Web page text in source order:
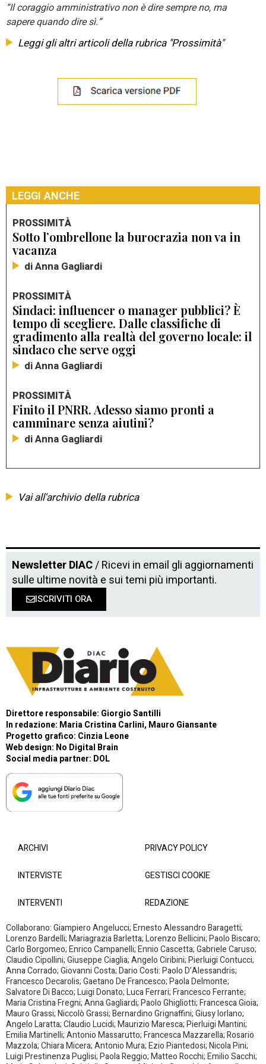
“Il coraggio amministrativo non è dire sempre no, ma
sapere quando dire sì.”
Leggi gli altri articoli della rubrica "Prossimità"
LEGGI ANCHE
PROSSIMITÀ
Sotto l’ombrellone la burocrazia non va in
vacanza
di Anna Gagliardi
PROSSIMITÀ
Sindaci: influencer o manager pubblici? È
tempo di scegliere. Dalle classifiche di
gradimento alla realtà del governo locale: il
sindaco che serve oggi
di Anna Gagliardi
PROSSIMITÀ
Finito il PNRR. Adesso siamo pronti a
camminare senza aiutini?
di Anna Gagliardi
Vai all'archivio della rubrica
Newsletter DIAC/ Ricevi in email gli aggiornamenti
sulle ultime novità e sui temi più importanti.
ISCRIVITI ORA
Direttore responsabile: Giorgio Santilli
In redazione: Maria Cristina Carlini, Mauro Giansante
Progetto grafico: Cinzia Leone
Web design: No Digital Brain
Social media partner: DOL
ARCHIVI
INTERVISTE
INTERVENTI
PRIVACY POLICY
GESTISCI COOKIE
REDAZIONE
Collaborano: Giampiero Angelucci; Ernesto Alessandro Baragetti;
Lorenzo Bardelli; Mariagrazia Barletta; Lorenzo Bellicini; Paolo Biscaro;
Carlo Borgomeo; Enrico Campanelli; Ennio Cascetta; Gabriele Caruso;
Claudio Cipollini; Giuseppe Ciaglia; Angelo Ciribini; Pierluigi Contucci;
Anna Corrado; Giovanni Costa; Dario Costi: Paolo D’Alessandris;
Francesco Decarolis; Gaetano De Francesco; Paola Delmonte;
Salvatore Di Bacco; Luigi Donato; Luca Ferrari; Francesco Ferrante;
Maria Cristina Fregni; Anna Gagliardi; Paolo Ghigliotti; Francesca Gioia;
Mauro Grassi; Niccolò Grassi; Bernardino Grignaffini; Giusy Iorlano;
Angelo Laratta; Claudio Lucidi; Maurizio Maresca; Pierluigi Mantini;
Emilia Martinelli; Antonio Massarutto; Francesca Mazzarella; Rosario
Mazzola; Chiara Micera; Antonio Mura; Ezio Piantedosi; Nicola Pini;
Luigi Prestinenza Puglisi; Paola Reggio; Matteo Rocchi; Emilio Sacchi;